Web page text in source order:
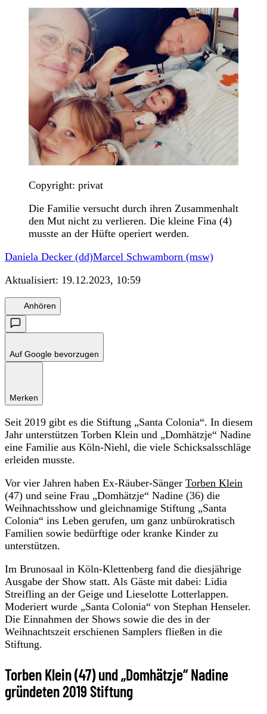
Copyright: privat
Die Familie versucht durch ihren Zusammenhalt
den Mut nicht zu verlieren. Die kleine Fina (4)
musste an der Hüfte operiert werden.
Daniela Decker (dd)Marcel Schwamborn (msw)
Aktualisiert: 19.12.2023, 10:59
Anhören
Auf Google bevorzugen
Merken
Seit 2019 gibt es die Stiftung „Santa Colonia“. In diesem
Jahr unterstützen Torben Klein und „Domhätzje“ Nadine
eine Familie aus Köln-Niehl, die viele Schicksalsschläge
erleiden musste.
Vor vier Jahren haben Ex-Räuber-Sänger Torben Klein
(47) und seine Frau „Domhätzje“ Nadine (36) die
Weihnachtsshow und gleichnamige Stiftung „Santa
Colonia“ ins Leben gerufen, um ganz unbürokratisch
Familien sowie bedürftige oder kranke Kinder zu
unterstützen.
Im Brunosaal in Köln-Klettenberg fand die diesjährige
Ausgabe der Show statt. Als Gäste mit dabei: Lidia
Streifling an der Geige und Lieselotte Lotterlappen.
Moderiert wurde „Santa Colonia“ von Stephan Henseler.
Die Einnahmen der Shows sowie die des in der
Weihnachtszeit erschienen Samplers fließen in die
Stiftung.
Torben Klein (47) und „Domhätzje“ Nadine
gründeten 2019 Stiftung